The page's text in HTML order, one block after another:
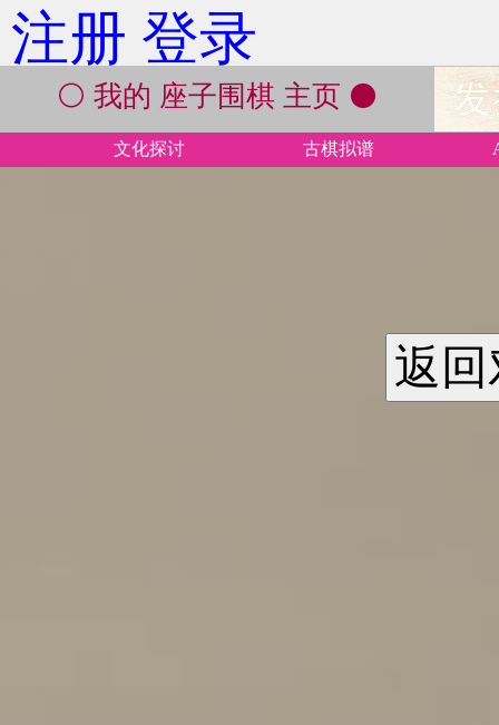
注册 登录
⚪ 我的 座子围棋 主页 ⚫
文化探讨 古棋拟谱